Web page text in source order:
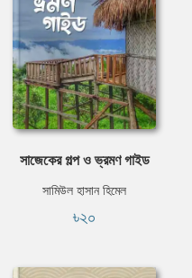
সাজেকের গল্প ও ভ্রমণ গাইড
সামিউল হাসান হিমেল
৳২০